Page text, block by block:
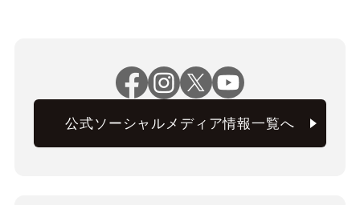
公式ソーシャルメディア情報一覧へ